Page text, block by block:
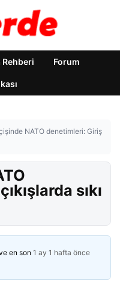
Rehberi Forum
NATO denetimleri: Giriş
sıkı
en son 1 ay 1 hafta önce